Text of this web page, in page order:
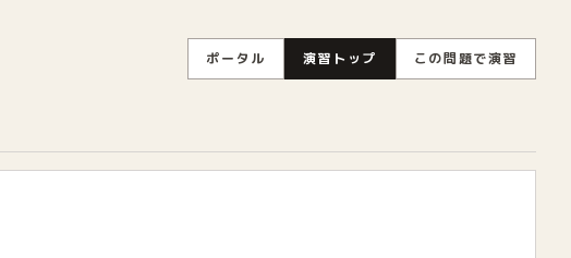
ポータル 演習トップ この問題で演習